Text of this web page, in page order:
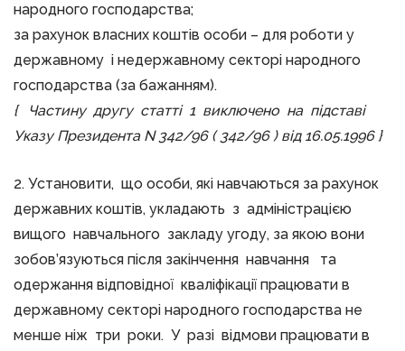
народного господарства;
за рахунок власних коштів особи – для роботи у
державному і недержавному секторі народного
господарства (за бажанням).
{ Частину другу статті 1 виключено на підставі
Указу Президента N 342/96 ( 342/96) від 16.05.1996 }
2. Установити, що особи, які навчаються за рахунок
державних коштів, укладають з адміністрацією
вищого навчального закладу угоду, за якою вони
зобов’язуються після закінчення навчання та
одержання відповідної кваліфікації працювати в
державному секторі народного господарства не
менше ніж три роки. У разі відмови працювати в